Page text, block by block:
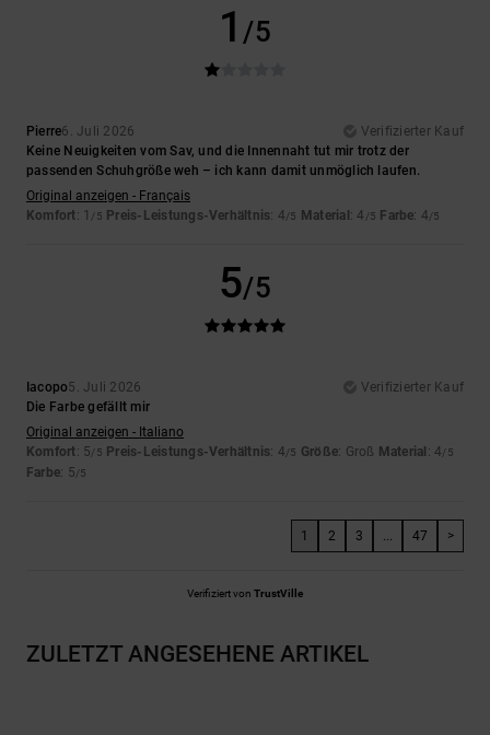
1 /5
Pierre6. Juli 2026
Verifizierter Kauf
Keine Neuigkeiten vom Sav, und die Innennaht tut mir trotz der
passenden Schuhgröße weh – ich kann damit unmöglich laufen.
Original anzeigen - Français
Komfort: 1 /5 Preis-Leistungs-Verhältnis: 4/5 Material: 4 /5 Farbe: 4/5
5/5
Iacopo5. Juli 2026
Verifizierter Kauf
Die Farbe gefällt mir
Original anzeigen - Italiano
Komfort: 5/5 Preis-Leistungs-Verhältnis: 4/5 Größe: Groß Material : 4/5
Farbe: 5/5
1 2 3 ... 47 >
Verifiziert von TrustVille
ZULETZT ANGESEHENE ARTIKEL